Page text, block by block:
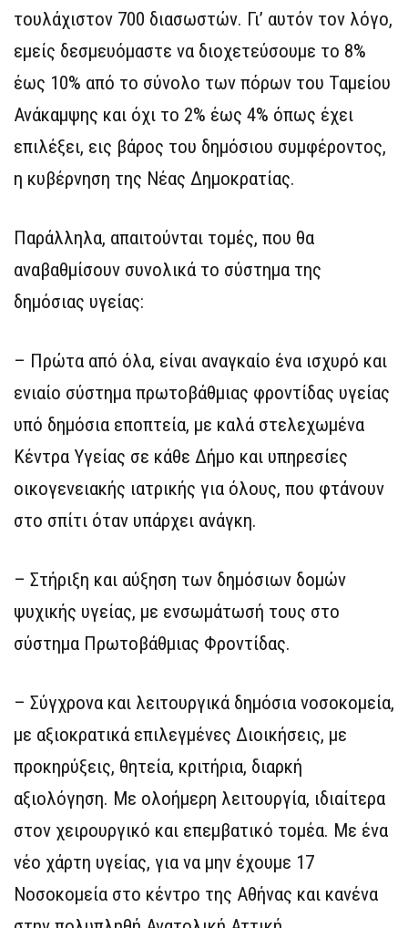
τουλάχιστον 700 διασωστών. Γι’ αυτόν τον λόγο,
εμείς δεσμευόμαστε να διοχετεύσουμε το 8%
έως 10% από το σύνολο των πόρων του Ταμείου
Ανάκαμψης και όχι το 2% έως 4% όπως έχει
επιλέξει, εις βάρος του δημόσιου συμφέροντος,
η κυβέρνηση της Νέας Δημοκρατίας.
Παράλληλα, απαιτούνται τομές, που θα
αναβαθμίσουν συνολικά το σύστημα της
δημόσιας υγείας:
– Πρώτα από όλα, είναι αναγκαίο ένα ισχυρό και
ενιαίο σύστημα πρωτοβάθμιας φροντίδας υγείας
υπό δημόσια εποπτεία, με καλά στελεχωμένα
Κέντρα Υγείας σε κάθε Δήμο και υπηρεσίες
οικογενειακής ιατρικής για όλους, που φτάνουν
στο σπίτι όταν υπάρχει ανάγκη.
– Στήριξη και αύξηση των δημόσιων δομών
ψυχικής υγείας, με ενσωμάτωσή τους στο
σύστημα Πρωτοβάθμιας Φροντίδας.
– Σύγχρονα και λειτουργικά δημόσια νοσοκομεία,
με αξιοκρατικά επιλεγμένες Διοικήσεις, με
προκηρύξεις, θητεία, κριτήρια, διαρκή
αξιολόγηση. Με ολοήμερη λειτουργία, ιδιαίτερα
στον χειρουργικό και επεμβατικό τομέα. Με ένα
νέο χάρτη υγείας, για να μην έχουμε 17
Νοσοκομεία στο κέντρο της Αθήνας και κανένα